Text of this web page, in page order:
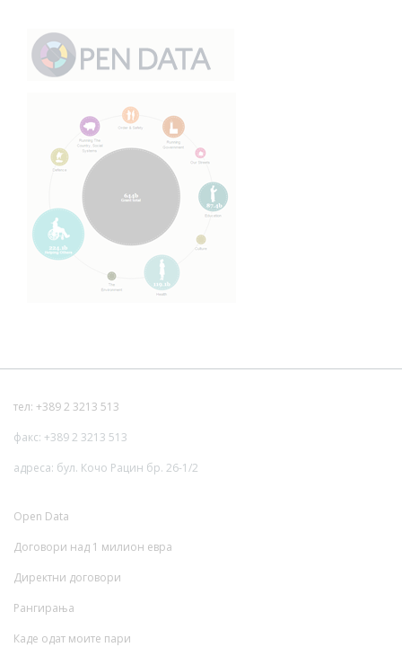
тел: +389 2 3213 513
факс: +389 2 3213 513
адреса: бул. Кочо Рацин бр. 26-1/2
Open Data
Договори над 1 милион евра
Директни договори
Рангирања
Каде одат моите пари